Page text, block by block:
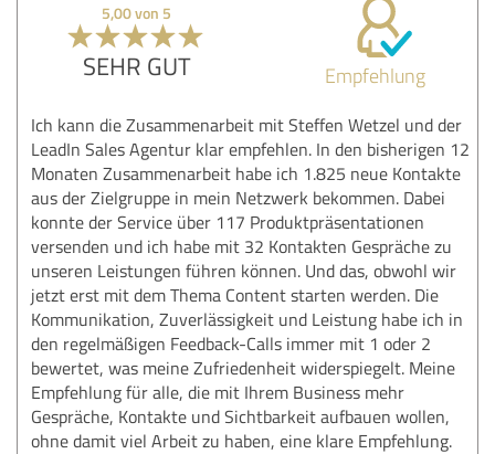
5,00 von 5
SEHR GUT Empfehlung
Ich kann die Zusammenarbeit mit Steffen Wetzel und der
LeadIn Sales Agentur klar empfehlen. In den bisherigen 12
Monaten Zusammenarbeit habe ich 1.825 neue Kontakte
aus der Zielgruppe in mein Netzwerk bekommen. Dabei
konnte der Service über 117 Produktpräsentationen
versenden und ich habe mit 32 Kontakten Gespräche zu
unseren Leistungen führen können. Und das, obwohl wir
jetzt erst mit dem Thema Content starten werden. Die
Kommunikation, Zuverlässigkeit und Leistung habe ich in
den regelmäßigen Feedback-Calls immer mit 1 oder 2
bewertet, was meine Zufriedenheit widerspiegelt. Meine
Empfehlung für alle, die mit Ihrem Business mehr
Gespräche, Kontakte und Sichtbarkeit aufbauen wollen,
ohne damit viel Arbeit zu haben, eine klare Empfehlung.